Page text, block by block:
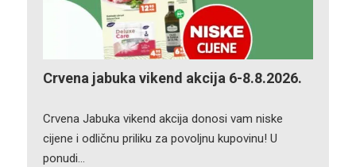
Crvena jabuka vikend akcija 6-8.8.2026.
Crvena Jabuka vikend akcija donosi vam niske
cijene i odličnu priliku za povoljnu kupovinu! U
ponudi…